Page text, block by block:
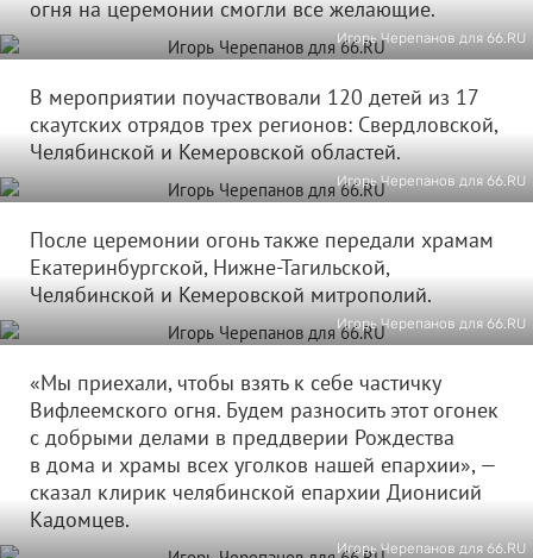
огня на церемонии смогли все желающие.
Игорь Черепанов для 66.RU
В мероприятии поучаствовали 120 детей из 17
скаутских отрядов трех регионов: Свердловской,
Челябинской и Кемеровской областей.
Игорь Черепанов для 66.RU
После церемонии огонь также передали храмам
Екатеринбургской, Нижне-Тагильской,
Челябинской и Кемеровской митрополий.
Игорь Черепанов для 66.RU
«Мы приехали, чтобы взять к себе частичку
Вифлеемского огня. Будем разносить этот огонек
с добрыми делами в преддверии Рождества
в дома и храмы всех уголков нашей епархии», —
сказал клирик челябинской епархии Дионисий
Кадомцев.
Игорь Черепанов для 66.RU